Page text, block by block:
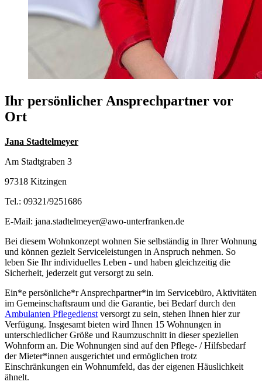
Ihr persönlicher Ansprechpartner vor
Ort
Jana Stadtelmeyer
Am Stadtgraben 3
97318 Kitzingen
Tel.: 09321/9251686
E-Mail: jana.stadtelmeyer@awo-unterfranken.de
Bei diesem Wohnkonzept wohnen Sie selbständig in Ihrer Wohnung
und können gezielt Serviceleistungen in Anspruch nehmen. So
leben Sie Ihr individuelles Leben - und haben gleichzeitig die
Sicherheit, jederzeit gut versorgt zu sein.
Ein*e persönliche*r Ansprechpartner*in im Servicebüro, Aktivitäten
im Gemeinschaftsraum und die Garantie, bei Bedarf durch den
Ambulanten Pflegedienst versorgt zu sein, stehen Ihnen hier zur
Verfügung. Insgesamt bieten wird Ihnen 15 Wohnungen in
unterschiedlicher Größe und Raumzuschnitt in dieser speziellen
Wohnform an. Die Wohnungen sind auf den Pflege- / Hilfsbedarf
der Mieter*innen ausgerichtet und ermöglichen trotz
Einschränkungen ein Wohnumfeld, das der eigenen Häuslichkeit
ähnelt.